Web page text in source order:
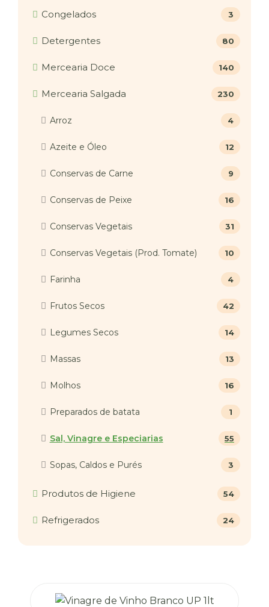
Congelados 3
Detergentes 80
Mercearia Doce 140
Mercearia Salgada 230
Arroz 4
Azeite e Óleo 12
Conservas de Carne 9
Conservas de Peixe 16
Conservas Vegetais 31
Conservas Vegetais (Prod. Tomate) 10
Farinha 4
Frutos Secos 42
Legumes Secos 14
Massas 13
Molhos 16
Preparados de batata 1
Sal, Vinagre e Especiarias 55
Sopas, Caldos e Purés 3
Produtos de Higiene 54
Refrigerados 24